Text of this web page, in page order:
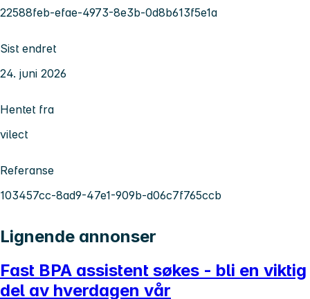
22588feb-efae-4973-8e3b-0d8b613f5e1a
Sist endret
24. juni 2026
Hentet fra
vilect
Referanse
103457cc-8ad9-47e1-909b-d06c7f765ccb
Lignende annonser
Fast BPA assistent søkes - bli en viktig
del av hverdagen vår